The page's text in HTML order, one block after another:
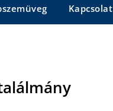
Kapcsolat